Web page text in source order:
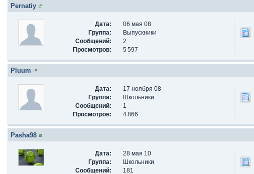
Pernatiy
Дата:
06 мая 08
Группа:
Выпускники
Сообщений:
2
Просмотров:
5 597
Pluum
Дата:
17 ноября 08
Группа:
Школьники
Сообщений:
1
Просмотров:
4 866
Pasha98
Дата:
28 мая 10
Группа:
Школьники
Сообщений:
181